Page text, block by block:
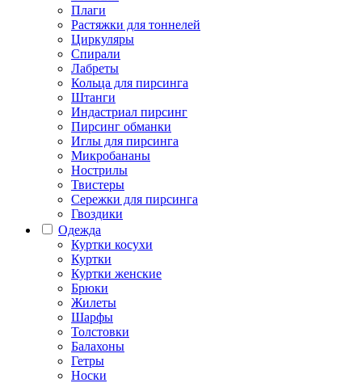
Плаги
Растяжки для тоннелей
Циркуляры
Спирали
Лабреты
Кольца для пирсинга
Штанги
Индастриал пирсинг
Пирсинг обманки
Иглы для пирсинга
Микробананы
Нострилы
Твистеры
Сережки для пирсинга
Гвоздики
Одежда
Куртки косухи
Куртки
Куртки женские
Брюки
Жилеты
Шарфы
Толстовки
Балахоны
Гетры
Носки